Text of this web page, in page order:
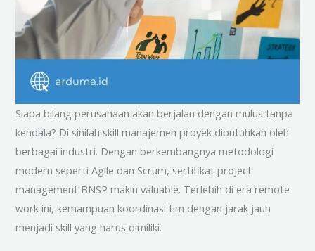
Siapa bilang perusahaan akan berjalan dengan mulus tanpa
kendala? Di sinilah skill manajemen proyek dibutuhkan oleh
berbagai industri. Dengan berkembangnya metodologi
modern seperti Agile dan Scrum, sertifikat project
management BNSP makin valuable. Terlebih di era remote
work ini, kemampuan koordinasi tim dengan jarak jauh
menjadi skill yang harus dimiliki.